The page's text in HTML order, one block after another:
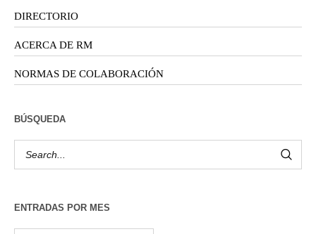
DIRECTORIO
ACERCA DE RM
NORMAS DE COLABORACIÓN
BÚSQUEDA
ENTRADAS POR MES